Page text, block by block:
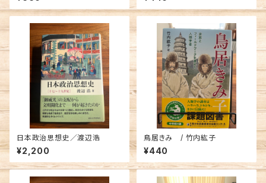
編
日本政治思想史／渡辺浩
¥2,200
鳥居きみ / 竹内紘子
¥440